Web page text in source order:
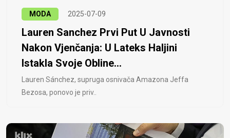
MODA 2025-07-09
Lauren Sanchez Prvi Put U Javnosti
Nakon Vjenčanja: U Lateks Haljini
Istakla Svoje Obline...
Lauren Sánchez, supruga osnivača Amazona Jeffa
Bezosa, ponovo je priv..